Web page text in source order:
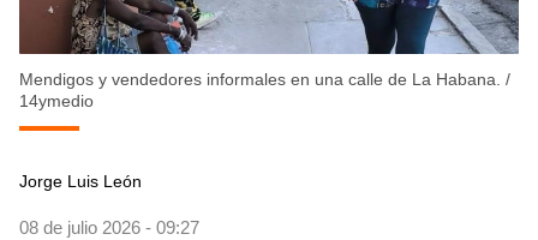
Mendigos y vendedores informales en una calle de La Habana. /
14ymedio
Jorge Luis León
08 de julio 2026 - 09:27